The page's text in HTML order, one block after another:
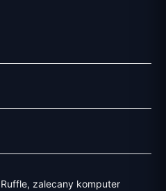
zalecany komputer